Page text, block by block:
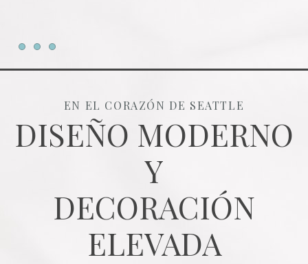
Item 1Item 2
EN EL CORAZÓN DE SEATTLE
DISEÑO MODERNO
Y
DECORACIÓN
ELEVADA